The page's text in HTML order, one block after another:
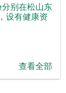
别在松山东
设有健康资
查看全部